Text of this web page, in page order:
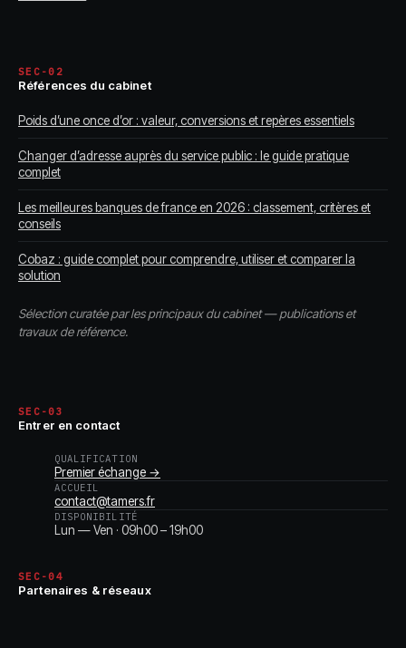
SEC-02
Références du cabinet
Poids d’une once d’or : valeur, conversions et repères essentiels
Changer d’adresse auprès du service public : le guide pratique
complet
Les meilleures banques de france en 2026 : classement, critères et
conseils
Cobaz : guide complet pour comprendre, utiliser et comparer la
solution
Sélection curatée par les principaux du cabinet — publications et
travaux de référence.
SEC-03
Entrer en contact
QUALIFICATION
Premier échange →
ACCUEIL
contact@tamers.fr
DISPONIBILITÉ
Lun — Ven · 09h00 – 19h00
SEC-04
Partenaires & réseaux